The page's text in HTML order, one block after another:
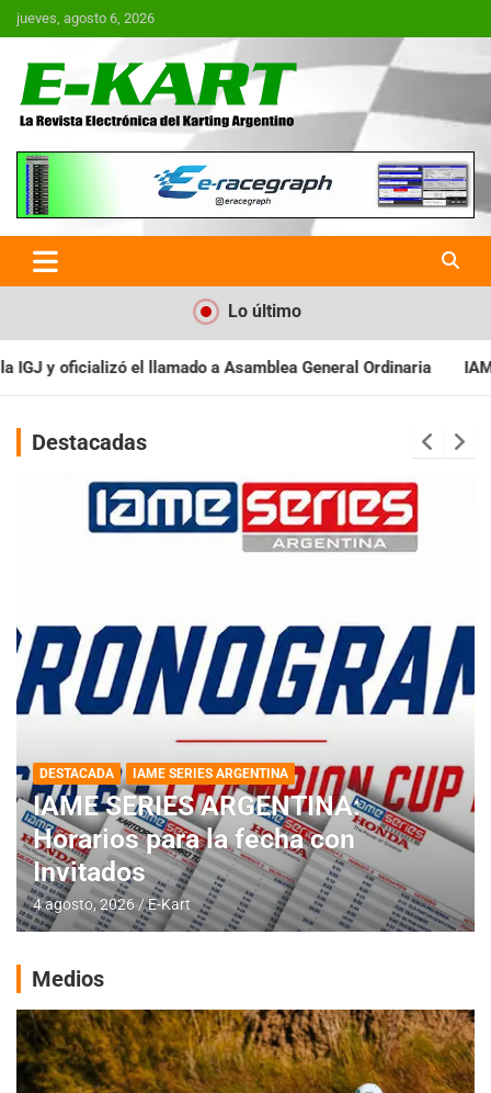
Saltar
al
jueves, agosto 6, 2026
E-Kart.com.ar | La Revista
Electrónica del Karting en
Argentina
Lo último
General Ordinaria IAME SERIES ARGENTINA:
Destacadas
DESTACADA IAME SERIES ARGENTINA
IAME SERIES ARGENTINA:
Horarios para la fecha con
Invitados
4 agosto, 2026 E-Kart
Medios